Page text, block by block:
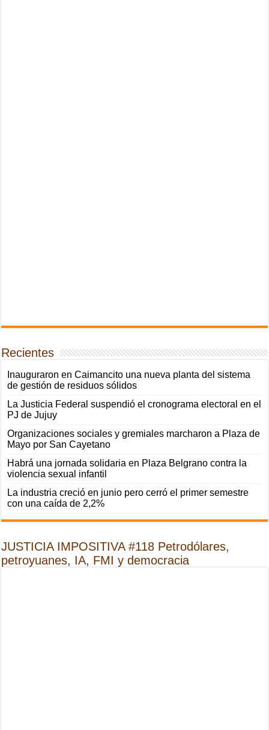
Recientes
Inauguraron en Caimancito una nueva planta del sistema
de gestión de residuos sólidos
La Justicia Federal suspendió el cronograma electoral en el
PJ de Jujuy
Organizaciones sociales y gremiales marcharon a Plaza de
Mayo por San Cayetano
Habrá una jornada solidaria en Plaza Belgrano contra la
violencia sexual infantil
La industria creció en junio pero cerró el primer semestre
con una caída de 2,2%
JUSTICIA IMPOSITIVA #118 Petrodólares,
petroyuanes, IA, FMI y democracia